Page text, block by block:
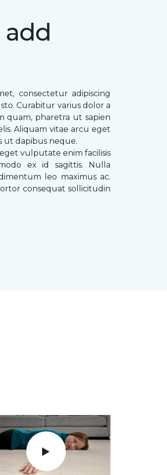
add
consectetur adipiscing
Curabitur varius dolor a
quam, pharetra ut sapien
Aliquam vitae arcu eget
ut dapibus neque.
vulputate enim facilisis
ex id sagittis. Nulla
leo maximus ac.
consequat sollicitudin